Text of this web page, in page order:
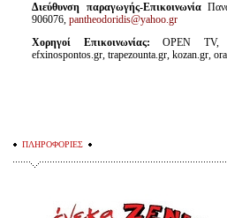
Διεύθυνση παραγωγής-Επικοινωνία
906076, pantheodoridis@yahoo.gr
Χορηγοί Επικοινωνίας: OPEN TV,
efxinospontos.gr, trapezounta.gr, kozan.gr,
ΠΛΗΡΟΦΟΡΙΕΣ